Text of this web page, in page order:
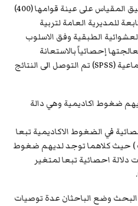
واستكمالاً لذلك قام الباحثان بتطبيق المقياس على عينة قوامها (400)
للمديرية العامة لتربية
الطبقية وفق الاسلوب
إحصائياً بالاستعانة
بالحقيبة الاحصائية للعلوم الاجتماعية (SPSS) تم التوصل الى النتائج
ضغوط اكاديمية وهي دالة
في الضغوط الاكاديمية تبعا
) حيث كلاهما توجد لديهم ضغوط
دلالة احصائية تبعا لمتغير
البحث وضع الباحثان عدة توصيات